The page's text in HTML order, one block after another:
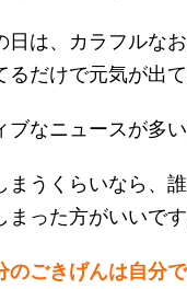
日は、カラフルな
るだけで元気が出
ブなニュースが多
まうくらいなら、
まった方がいいで
のごきげんは自分で